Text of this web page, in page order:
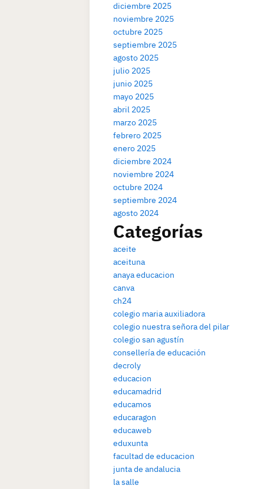
diciembre 2025
noviembre 2025
octubre 2025
septiembre 2025
agosto 2025
julio 2025
junio 2025
mayo 2025
abril 2025
marzo 2025
febrero 2025
enero 2025
diciembre 2024
noviembre 2024
octubre 2024
septiembre 2024
agosto 2024
Categorías
aceite
aceituna
anaya educacion
canva
ch24
colegio maria auxiliadora
colegio nuestra señora del pilar
colegio san agustín
consellería de educación
decroly
educacion
educamadrid
educamos
educaragon
educaweb
eduxunta
facultad de educacion
junta de andalucia
la salle